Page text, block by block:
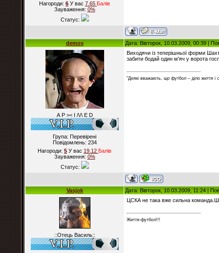
Нагороди: 6 У вас 7.65 Балiв
Зауваження: 0%
Статус:
demos Дата: Вівторок, 10.03.2009, 00:39 |
А Р >< I /\/\ E D
Група: Перевірені
Повідомлень: 234
Нагороди: 5 У вас 19.12 Балiв
Зауваження: 0%
Статус:
Виходячи із теперішньої форми
забити бодай один м'яч у ворота
"Деякі вважають, що футбол – діло життя
Vasjok Дата: Вівторок, 10.03.2009, 11:24 |
::Отець Василь::
ЦСКА не така вже сильна
Життя-футбол!!!